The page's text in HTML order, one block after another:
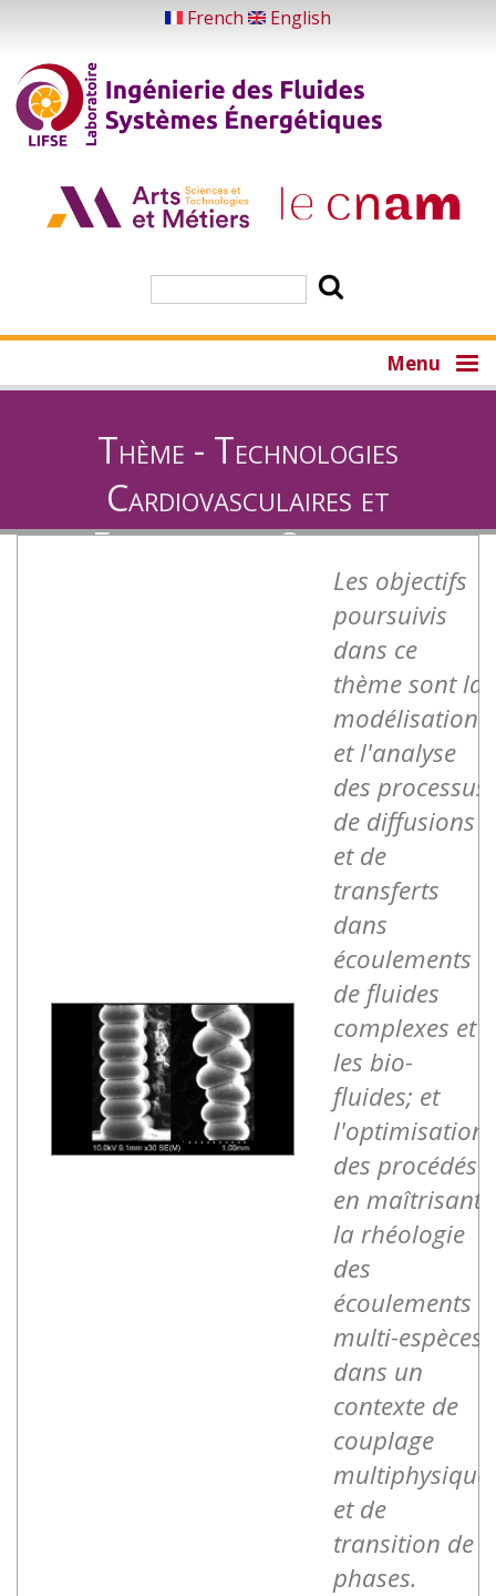
contenu
principal
French English
Menu
Thème - Technologies
Cardiovasculaires et
Ecoulements Sanguins
Les objectifs
poursuivis
dans ce
thème sont la
modélisation
et l'analyse
des processus
de diffusions
et de
transferts
dans
écoulements
de fluides
complexes et
les bio-
fluides; et
l'optimisation
des procédés
en maîtrisant
la rhéologie
des
écoulements
multi-espèces
dans un
contexte de
couplage
multiphysique
et de
transition de
phases.